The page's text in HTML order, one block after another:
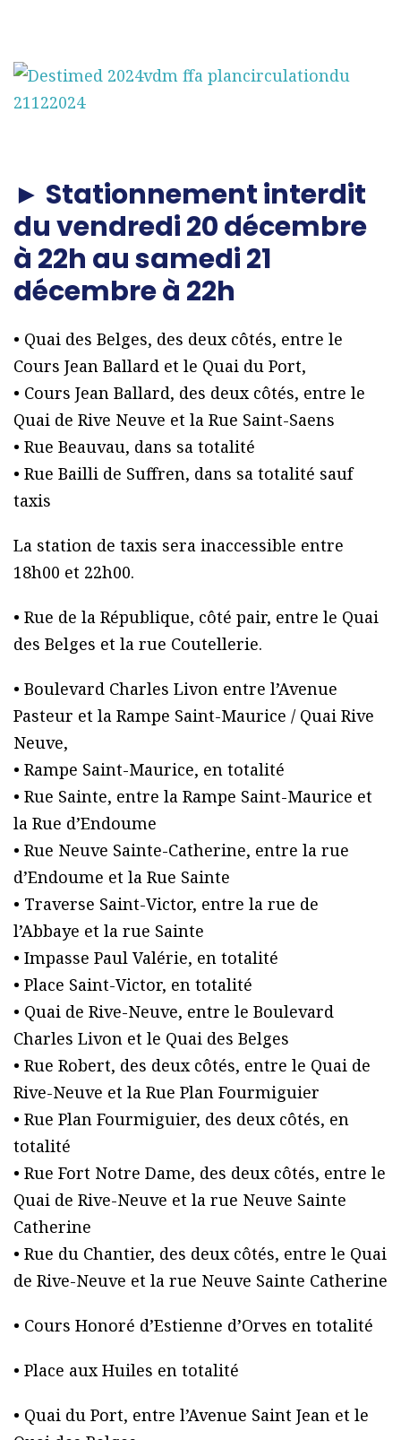
► Stationnement interdit
du vendredi 20 décembre
à 22h au samedi 21
décembre à 22h
• Quai des Belges, des deux côtés, entre le
Cours Jean Ballard et le Quai du Port,
• Cours Jean Ballard, des deux côtés, entre le
Quai de Rive Neuve et la Rue Saint-Saens
• Rue Beauvau, dans sa totalité
• Rue Bailli de Suffren, dans sa totalité sauf
taxis
La station de taxis sera inaccessible entre
18h00 et 22h00.
• Rue de la République, côté pair, entre le Quai
des Belges et la rue Coutellerie.
• Boulevard Charles Livon entre l’Avenue
Pasteur et la Rampe Saint-Maurice / Quai Rive
Neuve,
• Rampe Saint-Maurice, en totalité
• Rue Sainte, entre la Rampe Saint-Maurice et
la Rue d’Endoume
• Rue Neuve Sainte-Catherine, entre la rue
d’Endoume et la Rue Sainte
• Traverse Saint-Victor, entre la rue de
l’Abbaye et la rue Sainte
• Impasse Paul Valérie, en totalité
• Place Saint-Victor, en totalité
• Quai de Rive-Neuve, entre le Boulevard
Charles Livon et le Quai des Belges
• Rue Robert, des deux côtés, entre le Quai de
Rive-Neuve et la Rue Plan Fourmiguier
• Rue Plan Fourmiguier, des deux côtés, en
totalité
• Rue Fort Notre Dame, des deux côtés, entre le
Quai de Rive-Neuve et la rue Neuve Sainte
Catherine
• Rue du Chantier, des deux côtés, entre le Quai
de Rive-Neuve et la rue Neuve Sainte Catherine
• Cours Honoré d’Estienne d’Orves en totalité
• Place aux Huiles en totalité
• Quai du Port, entre l’Avenue Saint Jean et le